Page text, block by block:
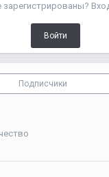
зарегистрированы?
Войти
Подписчики